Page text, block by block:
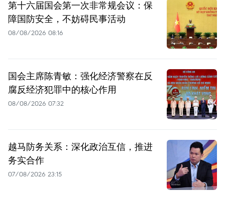
第十六届国会第一次非常规会议：保
障国防安全，不妨碍民事活动
08/08/2026 08:16
国会主席陈青敏：强化经济警察在反
腐反经济犯罪中的核心作用
08/08/2026 07:32
越马防务关系：深化政治互信，推进
务实合作
07/08/2026 23:15